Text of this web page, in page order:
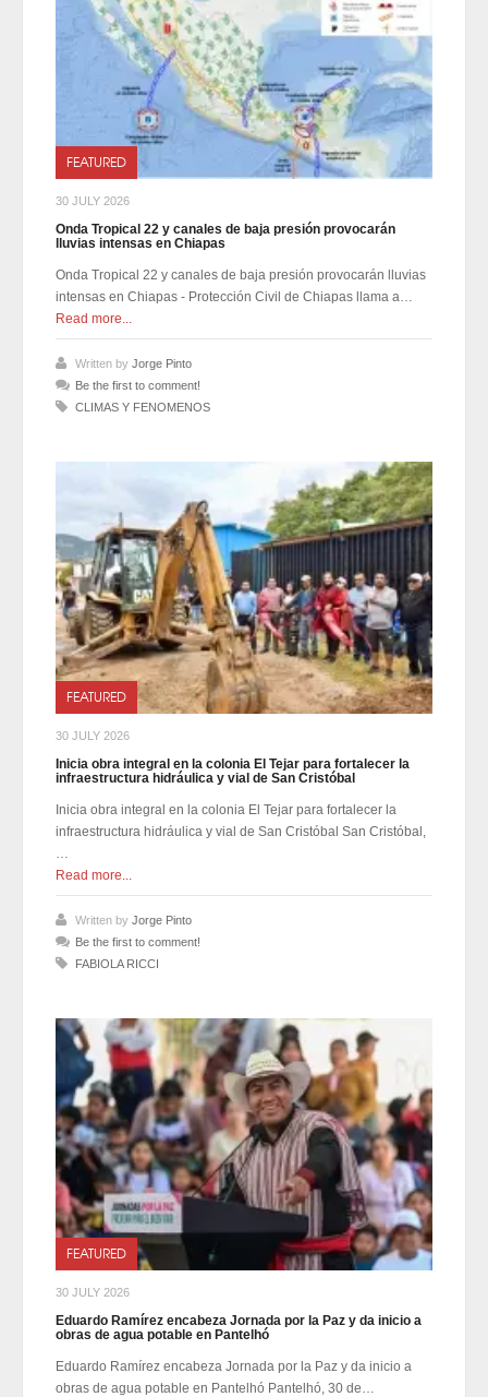
FEATURED
30 JULY 2026
Onda Tropical 22 y canales de baja presión provocarán
lluvias intensas en Chiapas
Onda Tropical 22 y canales de baja presión provocarán lluvias
intensas en Chiapas - Protección Civil de Chiapas llama a…
Read more...
Written by Jorge Pinto
Be the first to comment!
CLIMAS Y FENOMENOS
FEATURED
30 JULY 2026
Inicia obra integral en la colonia El Tejar para fortalecer la
infraestructura hidráulica y vial de San Cristóbal
Inicia obra integral en la colonia El Tejar para fortalecer la
infraestructura hidráulica y vial de San Cristóbal San Cristóbal,
…
Read more...
Written by Jorge Pinto
Be the first to comment!
FABIOLA RICCI
FEATURED
30 JULY 2026
Eduardo Ramírez encabeza Jornada por la Paz y da inicio a
obras de agua potable en Pantelhó
Eduardo Ramírez encabeza Jornada por la Paz y da inicio a
obras de agua potable en Pantelhó Pantelhó, 30 de…